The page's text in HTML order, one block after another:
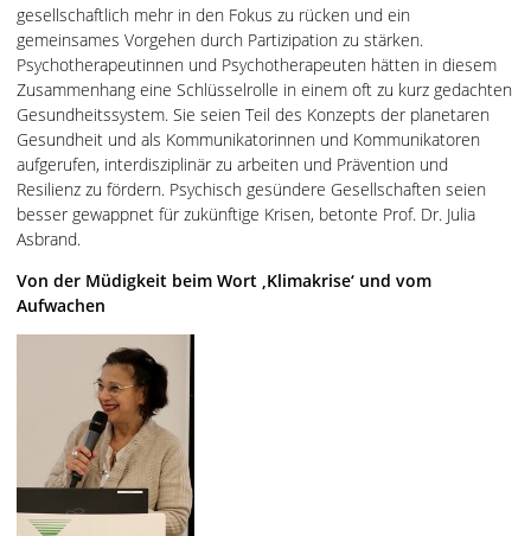
gesellschaftlich mehr in den Fokus zu rücken und ein
gemeinsames Vorgehen durch Partizipation zu stärken.
Psychotherapeutinnen und Psychotherapeuten hätten in diesem
Zusammenhang eine Schlüsselrolle in einem oft zu kurz gedachten
Gesundheitssystem. Sie seien Teil des Konzepts der planetaren
Gesundheit und als Kommunikatorinnen und Kommunikatoren
aufgerufen, interdisziplinär zu arbeiten und Prävention und
Resilienz zu fördern. Psychisch gesündere Gesellschaften seien
besser gewappnet für zukünftige Krisen, betonte Prof. Dr. Julia
Asbrand.
Von der Müdigkeit beim Wort ‚Klimakrise‘ und vom
Aufwachen